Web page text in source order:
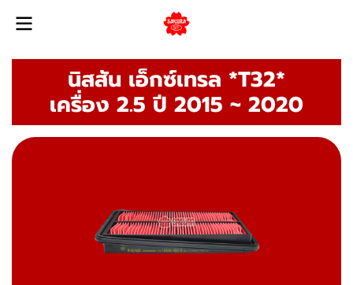
นิสสัน เอ็กซ์เทรล *T32*
เครื่อง 2.5 ปี 2015 ~ 2020